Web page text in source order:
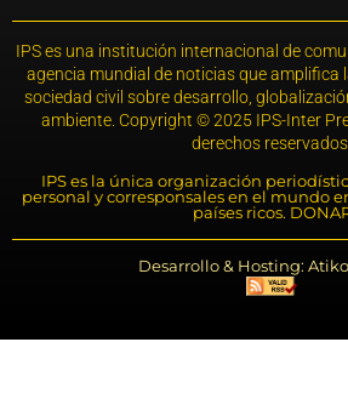
IPS es una institución internacional de
agencia mundial de noticias que amplifica
sociedad civil sobre desarrollo,
ambiente. Copyright © 2025 IPS-Inter
derechos reservados.
IPS es la única organización
personal y corresponsales en el mundo
países ricos.
Desarrollo & Hosting: